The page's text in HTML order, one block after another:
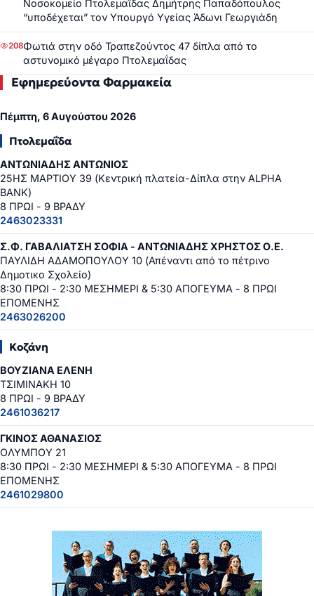
Νοσοκομείο Πτολεμαΐδας Δημήτρης Παπαδόπουλος
“υποδέχεται” τον Υπουργό Υγείας Άδωνι Γεωργιάδη
208Φωτιά στην οδό Τραπεζούντος 47 δίπλα από το
αστυνομικό μέγαρο Πτολεμαΐδας
Εφημερεύοντα Φαρμακεία
Πέμπτη, 6 Αυγούστου 2026
Πτολεμαΐδα
ΑΝΤΩΝΙΑΔΗΣ ΑΝΤΩΝΙΟΣ
25ΗΣ ΜΑΡΤΙΟΥ 39 (Κεντρική πλατεία-Δίπλα στην ALPHA
BANK)
8 ΠΡΩΙ - 9 ΒΡΑΔΥ
2463023331
Σ.Φ. ΓΑΒΑΛΙΑΤΣΗ ΣΟΦΙΑ - ΑΝΤΩΝΙΑΔΗΣ ΧΡΗΣΤΟΣ Ο.Ε.
ΠΑΥΛΙΔΗ ΑΔΑΜΟΠΟΥΛΟΥ 10 (Απέναντι από το πέτρινο
Δημοτικο Σχολείο)
8:30 ΠΡΩΙ - 2:30 ΜΕΣΗΜΕΡΙ & 5:30 ΑΠΟΓΕΥΜΑ - 8 ΠΡΩΙ
ΕΠΟΜΕΝΗΣ
2463026200
Κοζάνη
ΒΟΥΖΙΑΝΑ ΕΛΕΝΗ
ΤΣΙΜΙΝΑΚΗ 10
8 ΠΡΩΙ - 9 ΒΡΑΔΥ
2461036217
ΓΚΙΝΟΣ ΑΘΑΝΑΣΙΟΣ
ΟΛΥΜΠΟΥ 21
8:30 ΠΡΩΙ - 2:30 ΜΕΣΗΜΕΡΙ & 5:30 ΑΠΟΓΕΥΜΑ - 8 ΠΡΩΙ
ΕΠΟΜΕΝΗΣ
2461029800